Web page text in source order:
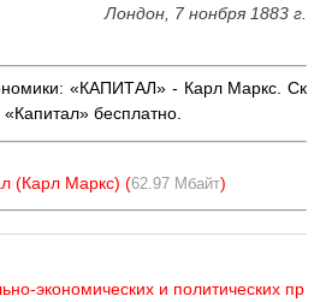
Лондон, 7 нонбря 1883 г.
«КАПИТАЛ» - Карл Маркс. Ск
бесплатно.
(Карл Маркс) (62.97 Мбайт)
экономических и политических пр